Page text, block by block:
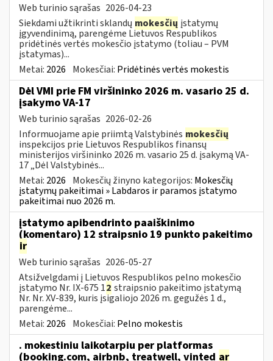
Web turinio sąrašas 2026-04-23
Siekdami užtikrinti sklandų mokesčių įstatymų
įgyvendinimą, parengėme Lietuvos Respublikos
pridėtinės vertės mokesčio įstatymo (toliau – PVM
įstatymas)...
Metai: 2026 Mokesčiai: Pridėtinės vertės mokestis
Dėl VMI prie FM viršininko 2026 m. vasario 25 d.
įsakymo VA-17
Web turinio sąrašas 2026-02-26
Informuojame apie priimtą Valstybinės mokesčių
inspekcijos prie Lietuvos Respublikos finansų
ministerijos viršininko 2026 m. vasario 25 d. įsakymą VA-
17 „Dėl Valstybinės...
Metai: 2026 Mokesčių žinyno kategorijos: Mokesčių
įstatymų pakeitimai » Labdaros ir paramos įstatymo
pakeitimai nuo 2026 m.
įstatymo apibendrinto paaiškinimo
(komentaro) 12 straipsnio 19 punkto pakeitimo
ir
Web turinio sąrašas 2026-05-27
Atsižvelgdami į Lietuvos Respublikos pelno mokesčio
įstatymo Nr. IX-675 12 straipsnio pakeitimo įstatymą
Nr. Nr. XV-839, kuris įsigaliojo 2026 m. gegužės 1 d.,
parengėme...
Metai: 2026 Mokesčiai: Pelno mokestis
. mokestiniu laikotarpiu per platformas
(booking.com, airbnb, treatwell, vinted ar